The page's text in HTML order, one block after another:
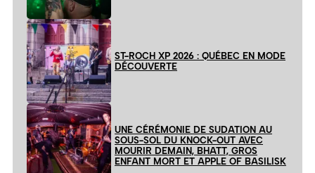
ST-ROCH XP 2026 : QUÉBEC EN MODE
DÉCOUVERTE
UNE CÉRÉMONIE DE SUDATION AU
SOUS-SOL DU KNOCK-OUT AVEC
MOURIR DEMAIN, BHATT, GROS
ENFANT MORT ET APPLE OF BASILISK